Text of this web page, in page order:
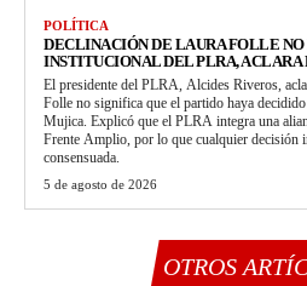
POLÍTICA
DECLINACIÓN DE LAURA FOLLE
INSTITUCIONAL DEL PLRA, ACLARA
El presidente del PLRA, Alcides Riveros,
Folle no significa que el partido haya
Mujica. Explicó que el PLRA integra una
Frente Amplio, por lo que cualquier decisión
consensuada.
5 de agosto de 2026
OTROS